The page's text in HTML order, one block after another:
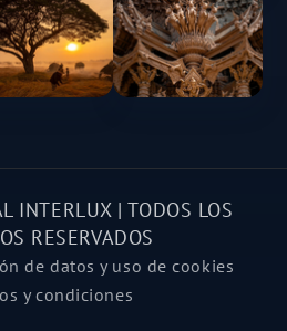
INTERLUX | TODOS LOS
RESERVADOS
de datos y uso de cookies
y condiciones